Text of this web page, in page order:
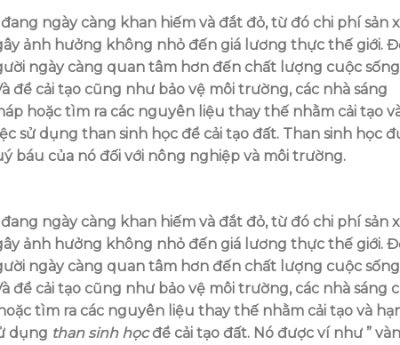
ngày càng khan hiếm và đắt đỏ, từ đó chi phí sản
ảnh hưởng không nhỏ đến giá lương thực thế giới.
ngày càng quan tâm hơn đến chất lượng cuộc
để cải tạo cũng như bảo vệ môi trường, các nhà sáng
hoặc tìm ra các nguyên liệu thay thế nhằm cải tạo
sử dụng than sinh học để cải tạo đất. Than sinh học
báu của nó đối với nông nghiệp và môi trường.
ngày càng khan hiếm và đắt đỏ, từ đó chi phí sản
ảnh hưởng không nhỏ đến giá lương thực thế giới.
ngày càng quan tâm hơn đến chất lượng cuộc
để cải tạo cũng như bảo vệ môi trường, các nhà sáng
tìm ra các nguyên liệu thay thế nhằm cải tạo và
dụng than sinh họcđể cải tạo đất. Nó được ví như ”